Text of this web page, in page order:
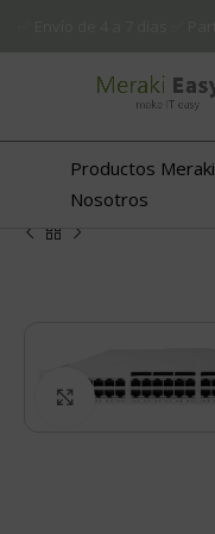
Productos Meraki
Nosotros
Click to enlarge